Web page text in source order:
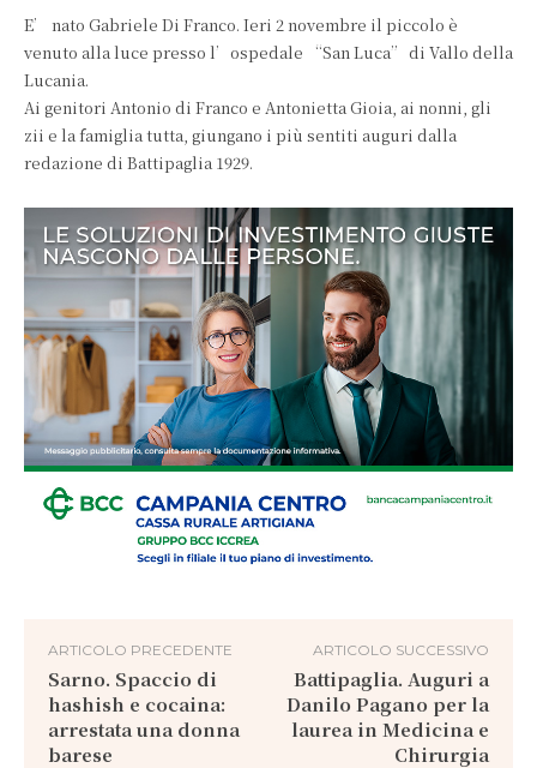
E’ nato Gabriele Di Franco. Ieri 2 novembre il piccolo è
venuto alla luce presso l’ospedale “San Luca” di Vallo della
Lucania.
Ai genitori Antonio di Franco e Antonietta Gioia, ai nonni, gli
zii e la famiglia tutta, giungano i più sentiti auguri dalla
redazione di Battipaglia 1929.
ARTICOLO PRECEDENTE
Sarno. Spaccio di
hashish e cocaina:
arrestata una donna
barese
ARTICOLO SUCCESSIVO
Battipaglia. Auguri a
Danilo Pagano per la
laurea in Medicina e
Chirurgia